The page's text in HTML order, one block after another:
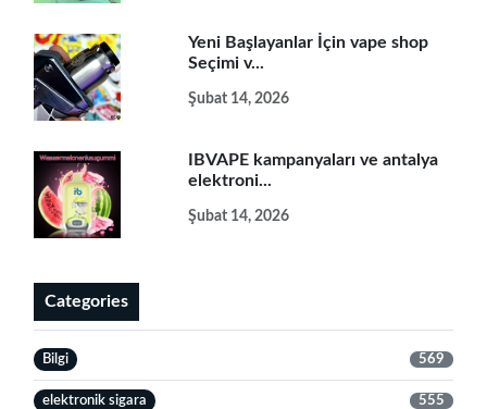
Yeni Başlayanlar İçin vape shop
Seçimi v...
Şubat 14, 2026
IBVAPE kampanyaları ve antalya
elektroni...
Şubat 14, 2026
Categories
Bilgi 569
elektronik sigara 555